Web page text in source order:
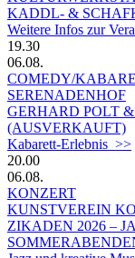
KADDL- &
Weitere Infos zur
19.30
06.08.
COMEDY/
SERENADENHOF
GERHARD POLT
(AUSVERKAUFT)
Kabarett-Erlebnis >>
20.00
06.08.
KONZERT
KUNSTVEREIN
ZIKADEN 2026 –